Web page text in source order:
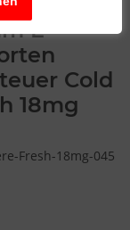
E-
Cold
18mg
Fresh-18mg-045